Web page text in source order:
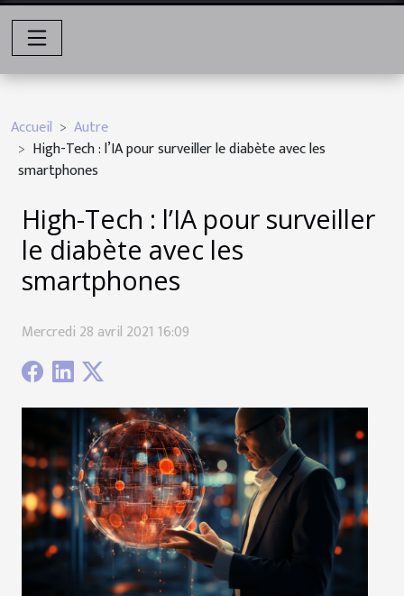
Accueil
Autre
High-Tech : l’IA pour surveiller le diabète avec les
smartphones
High-Tech : l’IA pour surveiller
le diabète avec les
smartphones
Mercredi 28 avril 2021 16:09